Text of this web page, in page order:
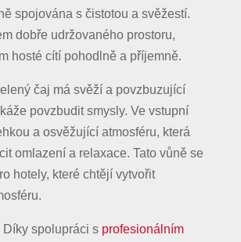
spojována s čistotou a svěžestí.
dobře udržovaného prostoru,
hosté cítí pohodlně a příjemně.
čaj má svěží a povzbuzující
povzbudit smysly. Ve vstupní
a osvěžující atmosféru, která
omlazení a relaxace. Tato vůně se
hotely, které chtějí vytvořit
Díky spolupráci s profesionálním